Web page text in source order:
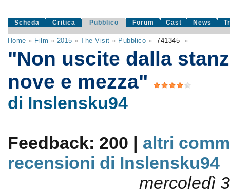
Scheda Critica Pubblico Forum Cast News
Home » Film » 2015 »The Visit » Pubblico » 741345 »
"Non uscite dalla
nove e mezza"
di Inslensku94
Feedback: 200 | altri
recensioni di Inslensku94
mercoledì